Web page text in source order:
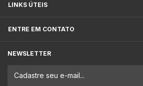
LINKS ÚTEIS
ENTRE EM CONTATO
NEWSLETTER